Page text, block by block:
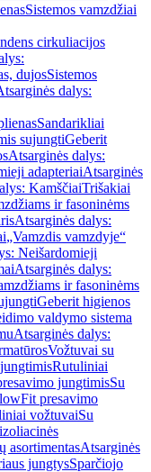
Sistemos vamzdžiai
cirkuliacijos
dujosSistemos
dalys:
Sandarikliai
sujungtiGeberit
Atsarginės dalys:
adapteriaiAtsarginės
KamščiaiTrišakiai
ir fasoninėms
Atsarginės dalys:
„Vamzdis vamzdyje“
Neišardomieji
Atsarginės dalys:
ir fasoninėms
Geberit higienos
valdymo sistema
Atsarginės dalys:
Vožtuvai su
Rutuliniai
jungtimisSu
presavimo
vožtuvaiSu
asortimentasAtsarginės
jungtysSparčiojo